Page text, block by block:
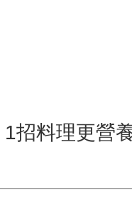
招料理更營